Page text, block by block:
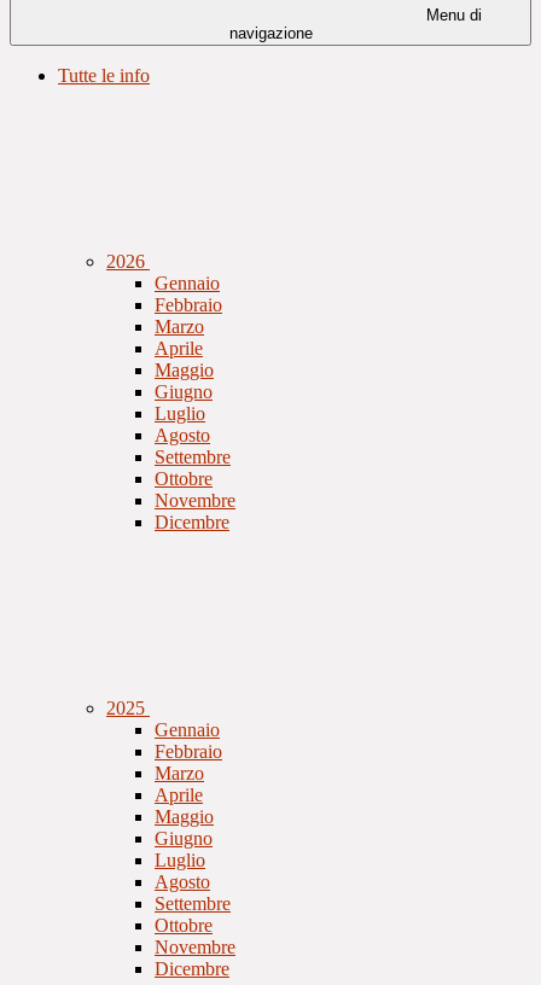
Menu di
navigazione
Tutte le info
2026
Gennaio
Febbraio
Marzo
Aprile
Maggio
Giugno
Luglio
Agosto
Settembre
Ottobre
Novembre
Dicembre
2025
Gennaio
Febbraio
Marzo
Aprile
Maggio
Giugno
Luglio
Agosto
Settembre
Ottobre
Novembre
Dicembre